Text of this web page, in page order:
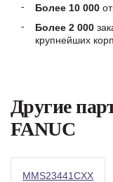
Более 10 000
Более 2 000
крупнейших
Другие
FANUC
MMS23441CXX